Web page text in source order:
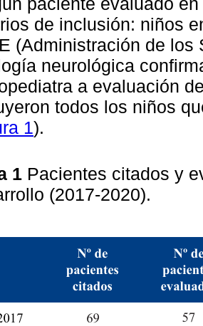
de inclusión: niños
(Administración de los
neurológica
a evaluación
todos los niños
1).
1 Pacientes citados y
(2017-2020).